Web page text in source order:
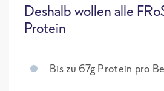
Deshalb wollen alle
Protein
Bis zu 67g Protein pro